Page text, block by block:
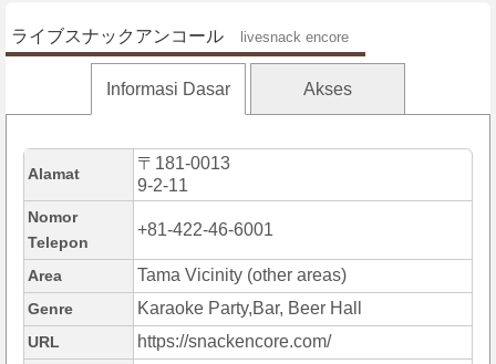
ライブスナックアンコール livesnack encore
Informasi Dasar Akses
Alamat
〒181-0013
9-2-11
Nomor
Telepon
+81-422-46-6001
Area Tama Vicinity (other areas)
Genre Karaoke Party,Bar, Beer Hall
URL https://snackencore.com/